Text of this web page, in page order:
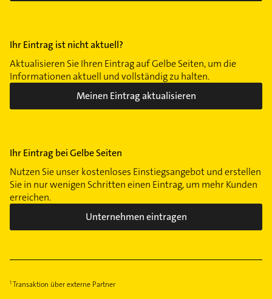
Perlach
Schwabing
Schwabing-West
Schwanthalerhöhe
Solln
Thalkirchen
Trudering
Untergiesing
Ihr Eintrag ist nicht aktuell?
Aktualisieren Sie Ihren Eintrag auf Gelbe Seiten, um die
Informationen aktuell und vollständig zu halten.
Meinen Eintrag aktualisieren
Ihr Eintrag bei Gelbe Seiten
Nutzen Sie unser kostenloses Einstiegsangebot und erstellen
Sie in nur wenigen Schritten einen Eintrag, um mehr Kunden
erreichen.
Unternehmen eintragen
Transaktion über externe Partner